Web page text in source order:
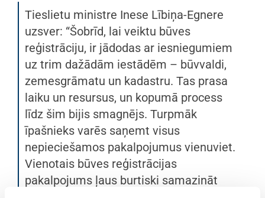
Tieslietu ministre Inese Lībiņa-Egnere
uzsver: “Šobrīd, lai veiktu būves
reģistrāciju, ir jādodas ar iesniegumiem
uz trim dažādām iestādēm – būvvaldi,
zemesgrāmatu un kadastru. Tas prasa
laiku un resursus, un kopumā process
līdz šim bijis smagnējs. Turpmāk
īpašnieks varēs saņemt visus
nepieciešamos pakalpojumus vienuviet.
Vienotais būves reģistrācijas
pakalpojums ļaus burtiski samazināt